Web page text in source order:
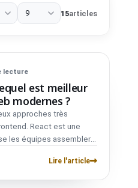
Extensions de navigateur
15articles
lecture
est meilleur
modernes ?
approches très
React est une
les équipes assembler
l'injection deLire l'article